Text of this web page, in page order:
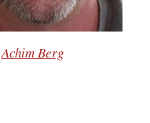
Achim Berg